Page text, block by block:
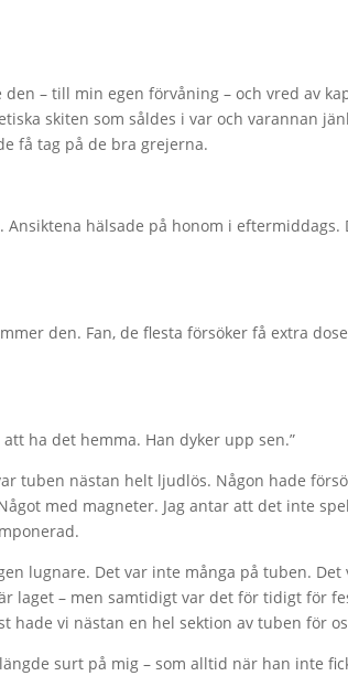
– till min egen förvåning – och vred av
skiten som såldes i var och varannan
få tag på de bra grejerna.
hälsade på honom i
den. Fan, de flesta försöker få extra
ha det hemma. Han dyker upp sen.”
tuben nästan helt ljudlös. Någon hade
med magneter. Jag antar att det inte
lugnare. Det var inte många på tuben.
laget – men samtidigt var det för tidigt för
vi nästan en hel sektion av tuben för
surt på mig – som alltid när han inte